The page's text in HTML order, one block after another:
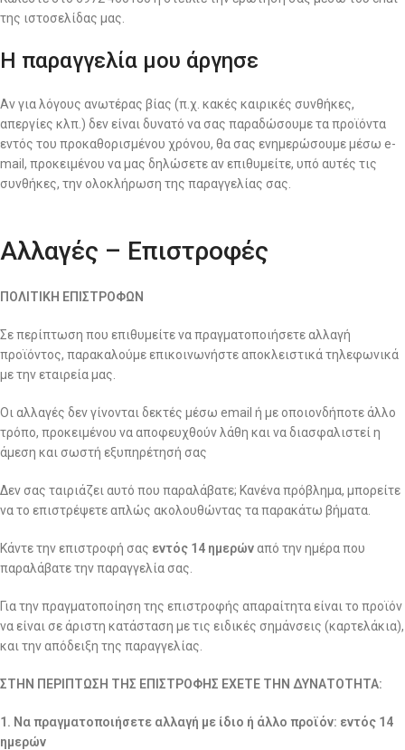
της ιστοσελίδας μας.
Η παραγγελία μου άργησε
Αν για λόγους ανωτέρας βίας (π.χ. κακές καιρικές συνθήκες,
απεργίες κλπ.) δεν είναι δυνατό να σας παραδώσουμε τα προϊόντα
εντός του προκαθορισμένου χρόνου, θα σας ενημερώσουμε μέσω e-
mail, προκειμένου να μας δηλώσετε αν επιθυμείτε, υπό αυτές τις
συνθήκες, την ολοκλήρωση της παραγγελίας σας.
Αλλαγές – Επιστροφές
ΠΟΛΙΤΙΚΗ ΕΠΙΣΤΡΟΦΩΝ
Σε περίπτωση που επιθυμείτε να πραγματοποιήσετε αλλαγή
προϊόντος, παρακαλούμε επικοινωνήστε αποκλειστικά τηλεφωνικά
με την εταιρεία μας.
Οι αλλαγές δεν γίνονται δεκτές μέσω email ή με οποιονδήποτε άλλο
τρόπο, προκειμένου να αποφευχθούν λάθη και να διασφαλιστεί η
άμεση και σωστή εξυπηρέτησή σας
Δεν σας ταιριάζει αυτό που παραλάβατε; Κανένα πρόβλημα, μπορείτε
να το επιστρέψετε απλώς ακολουθώντας τα παρακάτω βήματα.
Κάντε την επιστροφή σας εντός 14 ημερώναπό την ημέρα που
παραλάβατε την παραγγελία σας.
Για την πραγματοποίηση της επιστροφής απαραίτητα είναι το προϊόν
να είναι σε άριστη κατάσταση με τις ειδικές σημάνσεις (καρτελάκια),
και την απόδειξη της παραγγελίας.
ΣΤΗΝ ΠΕΡΙΠΤΩΣΗ ΤΗΣ ΕΠΙΣΤΡΟΦΗΣ ΕΧΕΤΕ ΤΗΝ ΔΥΝΑΤΟΤΗΤΑ:
1. Να πραγματοποιήσετε αλλαγή με ίδιο ή άλλο προϊόν: εντός 14
ημερών